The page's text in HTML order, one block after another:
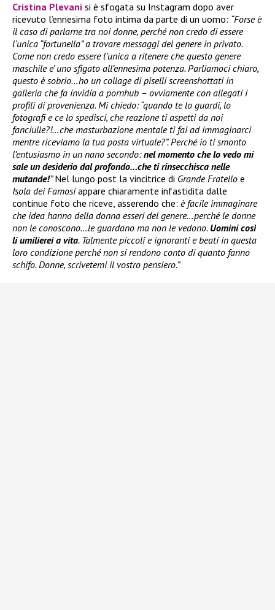
Cristina Plevani si è sfogata su Instagram dopo aver
ricevuto l’ennesima foto intima da parte di un uomo: “Forse è
il caso di parlarne tra noi donne, perché non credo di essere
l’unica “fortunella” a trovare messaggi del genere in privato.
Come non credo essere l’unica a ritenere che questo genere
maschile e’ uno sfigato all’ennesima potenza. Parliamoci chiaro,
questo è sobrio…ho un collage di piselli screenshottati in
galleria che fa invidia a pornhub – ovviamente con allegati i
profili di provenienza. Mi chiedo: “quando te lo guardi, lo
fotografi e ce lo spedisci, che reazione ti aspetti da noi
fanciulle?!…che masturbazione mentale ti fai ad immaginarci
mentre riceviamo la tua posta virtuale?”. Perché io ti smonto
l’entusiasmo in un nano secondo:nel momento che lo vedo mi
sale un desiderio dal profondo…che ti rinsecchisca nelle
mutande!”Nel lungo post la vincitrice di Grande Fratello e
Isola dei Famosiappare chiaramente infastidita dalle
continue foto che riceve, asserendo che: è facile immaginare
che idea hanno della donna esseri del genere…perché le donne
non le conoscono…le guardano ma non le vedono. Uomini così
li umilierei a vita. Talmente piccoli e ignoranti e beati in questa
loro condizione perché non si rendono conto di quanto fanno
schifo. Donne, scrivetemi il vostro pensiero.”